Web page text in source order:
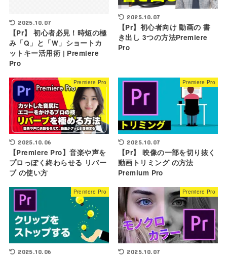
2025.10.07
【Pr】 初心者必見！時短の極
み「Q」と「W」ショートカ
ットキー活用術 | Premiere
Pro
2025.10.07
【Pr】初心者向け 動画の 書
き出し 3つの方法Premiere
Pro
Premiere Pro
2025.10.06
【Premiere Pro】音楽や声を
プロっぽく終わらせる リバー
ブ の使い方
Premiere Pro
2025.10.07
【Pr】 映像の一部を切り抜く
動画トリミング の方法
Premium Pro
Premiere Pro
2025.10.06
Premiere Pro
2025.10.07